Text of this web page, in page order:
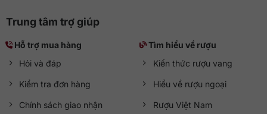
Trung tâm trợ giúp
Hỗ trợ mua hàng
Hỏi và đáp
Kiểm tra đơn hàng
Chính sách giao nhận
Tìm hiểu về rượu
Kiến thức rượu vang
Hiểu về rượu ngoại
Rượu Việt Nam